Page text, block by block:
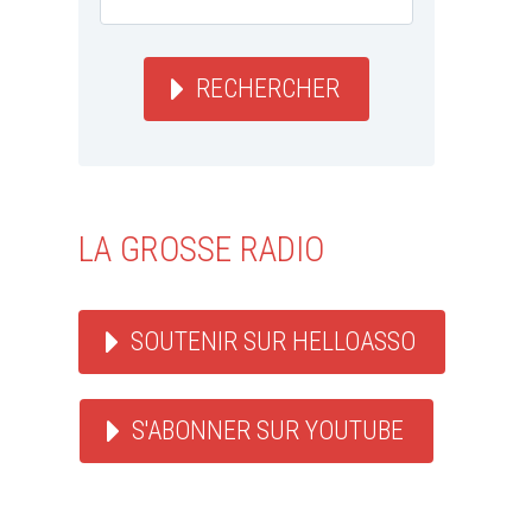
RECHERCHER
LA GROSSE RADIO
SOUTENIR SUR HELLOASSO
S'ABONNER SUR YOUTUBE